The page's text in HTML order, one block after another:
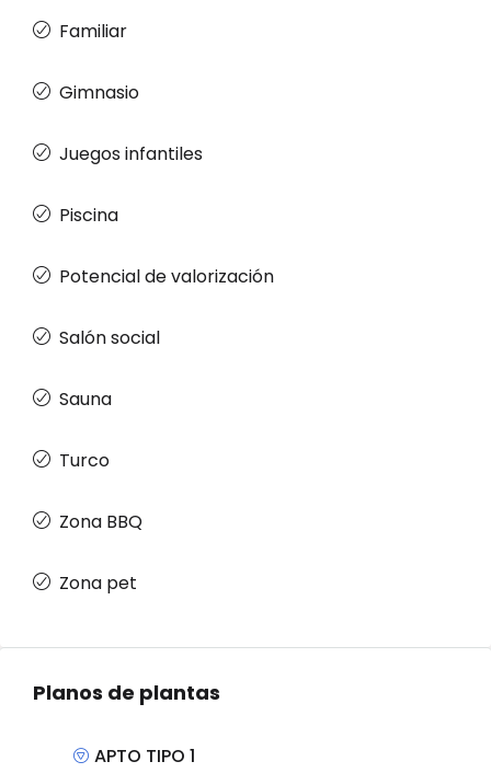
Familiar
Gimnasio
Juegos infantiles
Piscina
Potencial de valorización
Salón social
Sauna
Turco
Zona BBQ
Zona pet
Planos de plantas
APTO TIPO 1